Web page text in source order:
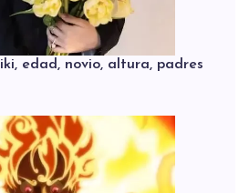
edad, novio, altura, padres